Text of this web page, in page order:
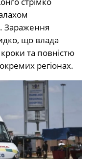
Зараження
що влада
та повністю
регіонах.